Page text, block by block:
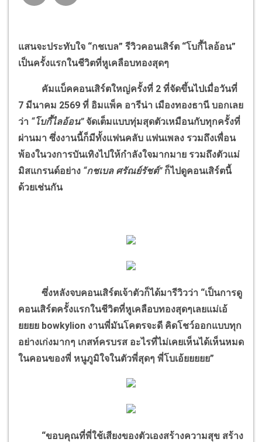
แสนจะประทับใจ “กชเบล” รีวิวคอนเสิร์ต “โบกี้ไลอ้อน”
เป็นครั้งแรกในชีวิตที่หูเคลือบทองสุดๆ
คัมแบ็คคอนเสิร์ตใหญ่ครั้งที่ 2 ที่จัดขึ้นไปเมื่อวันที่
7 มีนาคม 2569 ที่ อิมแพ็ค อารีน่า เมืองทองธานี บอกเลย
ว่า “โบกี้ไลอ้อน”จัดเต็มแบบทุ่มสุดตัวเหมือนกับทุกครั้งที่
ผ่านมา ซึ่งงานนี้ก็มีทั้งแฟนคลับ แฟนเพลง รวมถึงเพื่อน
พ้องในวงการบันเทิงไปให้กำลังใจมากมาย รวมถึงตัวแม่
มิสแกรนด์อย่าง “กชเบล ศรัณย์รัชต์”ก็ไปดูคอนเสิร์ตนี้
ด้วยเช่นกัน
ซึ่งหลังจบคอนเสิร์ตเจ้าตัวก็ได้มารีวิวว่า “เป็นการดู
คอนเสิร์ตครั้งแรกในชีวิตที่หูเคลือบทองสุดๆเลยแม่เอ้
ยยยย bowkylion งานพี่มันโคตรจะดี คิดโชว์ออกแบบทุก
อย่างเก่งมากๆ เกสท์ครบรส อะไรที่ไม่เคยเห็นได้เห็นหมด
ในคอนของพี่ หนูภูมิใจในตัวพี่สุดๆ พี่โบเอ้ยยยยย”
“ขอบคุณที่พี่ใช้เสียงของตัวเองสร้างความสุข สร้าง